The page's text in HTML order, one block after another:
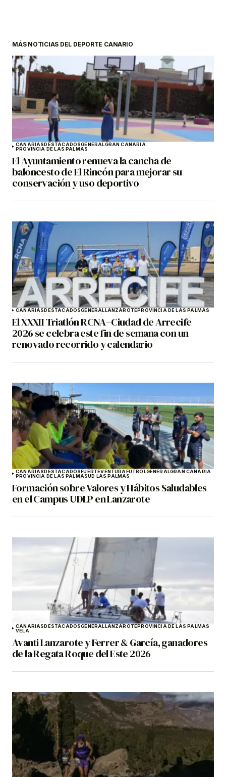
MÁS NOTICIAS DEL DEPORTE CANARIO
CANARIASDESTACADOSGENERALGRAN CANARIA
PROVINCIA DE LAS PALMAS
El Ayuntamiento renueva la cancha de
baloncesto de El Rincón para mejorar su
conservación y uso deportivo
CANARIASDESTACADOSGENERALLANZAROTEPROVINCIA DE LAS PALMAS
El XXXII Triatlón RCNA–Ciudad de Arrecife
2026 se celebra este fin de semana con un
renovado recorrido y calendario
CANARIASDESTACADOSFUERTEVENTURAFÚTBOLGENERALGRAN CANARIA
PROVINCIA DE LAS PALMASUD LAS PALMAS
Formación sobre Valores y Hábitos Saludables
en el Campus UDLP en Lanzarote
CANARIASDESTACADOSGENERALLANZAROTEPROVINCIA DE LAS PALMAS
VELA
Avanti Lanzarote y Ferrer & García, ganadores
de la Regata Roque del Este 2026